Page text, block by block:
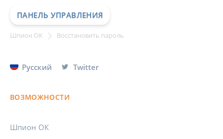
ПАНЕЛЬ УПРАВЛЕНИЯ
Шпион ОК Восстановить пароль
Русский Twitter
ВОЗМОЖНОСТИ
Шпион ОК